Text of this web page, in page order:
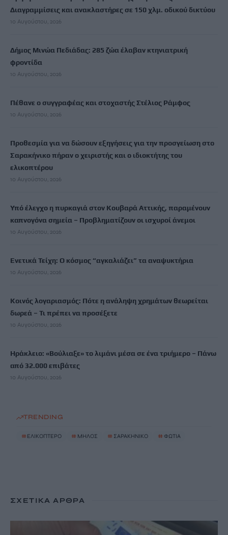
Διαγραμμίσεις και ανακλαστήρες σε 150 χλμ. οδικού δικτύου
10 Αυγούστου, 2026
Δήμος Μινώα Πεδιάδας: 285 ζώα έλαβαν κτηνιατρική
φροντίδα
10 Αυγούστου, 2026
Πέθανε ο συγγραφέας και στοχαστής Στέλιος Ράμφος
10 Αυγούστου, 2026
Προθεσμία για να δώσουν εξηγήσεις για την προσγείωση στο
Σαρακήνικο πήραν ο χειριστής και ο ιδιοκτήτης του
ελικοπτέρου
10 Αυγούστου, 2026
Υπό έλεγχο η πυρκαγιά στον Κουβαρά Αττικής, παραμένουν
καπνογόνα σημεία – Προβληματίζουν οι ισχυροί άνεμοι
10 Αυγούστου, 2026
Ενετικά Τείχη: Ο κόσμος “αγκαλιάζει” τα αναψυκτήρια
10 Αυγούστου, 2026
Κοινός λογαριασμός: Πότε η ανάληψη χρημάτων θεωρείται
δωρεά – Τι πρέπει να προσέξετε
10 Αυγούστου, 2026
Ηράκλειο: «Βούλιαξε» το λιμάνι μέσα σε ένα τριήμερο – Πάνω
από 32.000 επιβάτες
10 Αυγούστου, 2026
TRENDING
# ΕΛΙΚΟΠΤΕΡΟ # ΜΗΛΟΣ # ΣΑΡΑΚΗΝΙΚΟ # ΦΩΤΙΑ
ΣΧΕΤΙΚΆ ΆΡΘΡΑ